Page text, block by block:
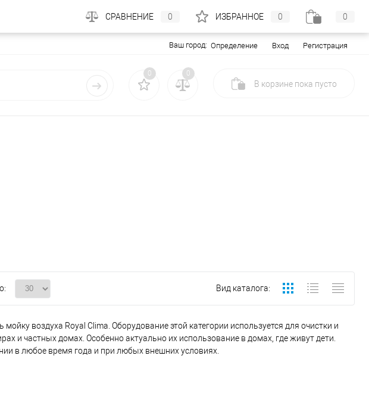
Ваш город: Определение Вход Регистрация
0 0
В корзине пока пусто
Вид каталога:
воздуха Royal Clima. Оборудование этой категории используется для очистки и
и частных домах. Особенно актуально их использование в домах, где живут дети.
в любое время года и при любых внешних условиях.
СРАВНЕНИЕ 0 ИЗБРАННОЕ 0 0